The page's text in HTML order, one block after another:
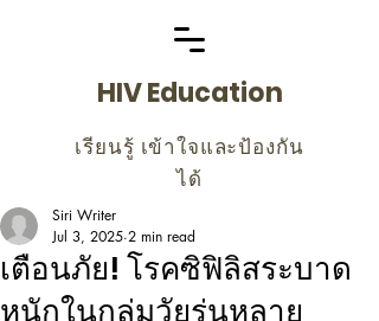
HIV Education
เรียนรู้ เข้าใจและป้องกัน
ได้
เตือนภัย! โรคซิฟิลิสระบาด
หนักในกลุ่มวัยรุ่นหลาย
Siri Writer
Jul 3, 2025 2 min read